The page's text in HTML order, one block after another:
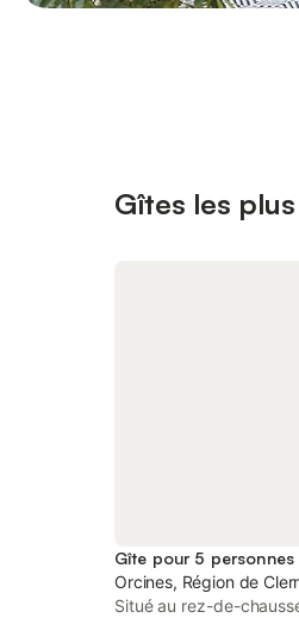
Gîtes les
Gîte pour 5 personnes
Orcines, Région de
Situé au rez-de-